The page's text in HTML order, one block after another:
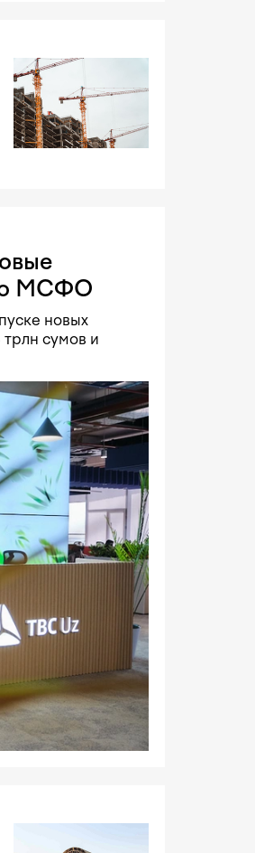
МСФО
новых
сумов и